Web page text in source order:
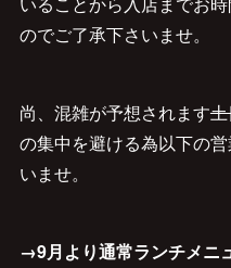
のでご了承下さいませ。
尚、混雑が予想されます
の集中を避ける為以下の
いませ。
→9月より通常ランチメニ